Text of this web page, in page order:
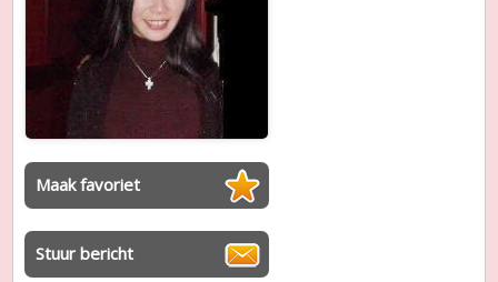
Maak favoriet
Stuur bericht